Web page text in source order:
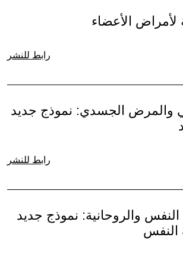
لأمراض الأعضاء
رابط للنشر
والمرض الجسدي: نموذج جديد
رابط للنشر
النفس والروحانية: نموذج جديد
النفس